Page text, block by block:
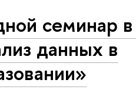
семинар
данных в